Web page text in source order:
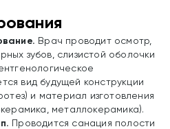
Врач проводит осмотр,
зубов, слизистой оболочки
вид будущей конструкции
и материал изготовления
металлокерамика).
Проводится санация полости